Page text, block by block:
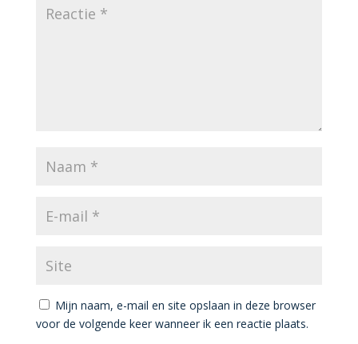
Mijn naam, e-mail en site opslaan in deze browser
voor de volgende keer wanneer ik een reactie plaats.